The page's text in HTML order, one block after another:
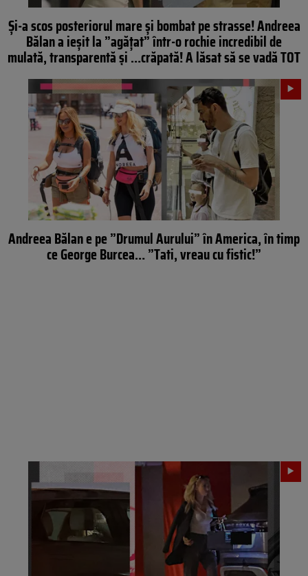
Și-a scos posteriorul mare și bombat pe strasse! Andreea
Bălan a ieșit la ”agățat” într-o rochie incredibil de
mulată, transparentă și …crăpată! A lăsat să se vadă TOT
Andreea Bălan e pe ”Drumul Aurului” în America, în timp
ce George Burcea… ”Tati, vreau cu fistic!”